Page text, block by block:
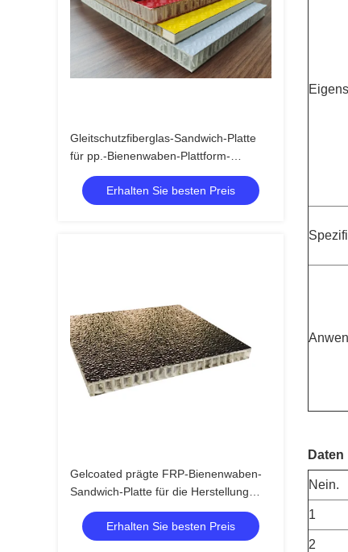
Gleitschutzfiberglas-Sandwich-Platte
für pp.-Bienenwaben-Plattform-
rutschfeste Platte
Erhalten Sie besten Preis
Gelcoated prägte FRP-Bienenwaben-
Sandwich-Platte für die Herstellung
LKW der dreifachgefalteten Abdeckung
Erhalten Sie besten Preis
Daten
Nein.
1
2